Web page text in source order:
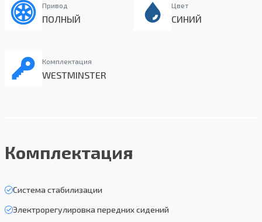
Привод
ПОЛНЫЙ
Цвет
СИНИЙ
Комплектация
WESTMINSTER
Комплектация
Система стабилизации
Электрорегулировка передних сидений